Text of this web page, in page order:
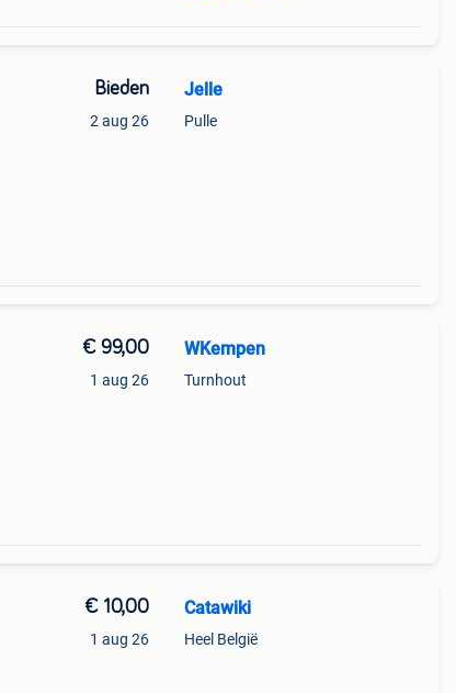
Bieden
2 aug 26
Jelle
Pulle
€ 99,00
1 aug 26
WKempen
Turnhout
€ 10,00
1 aug 26
Catawiki
Heel België